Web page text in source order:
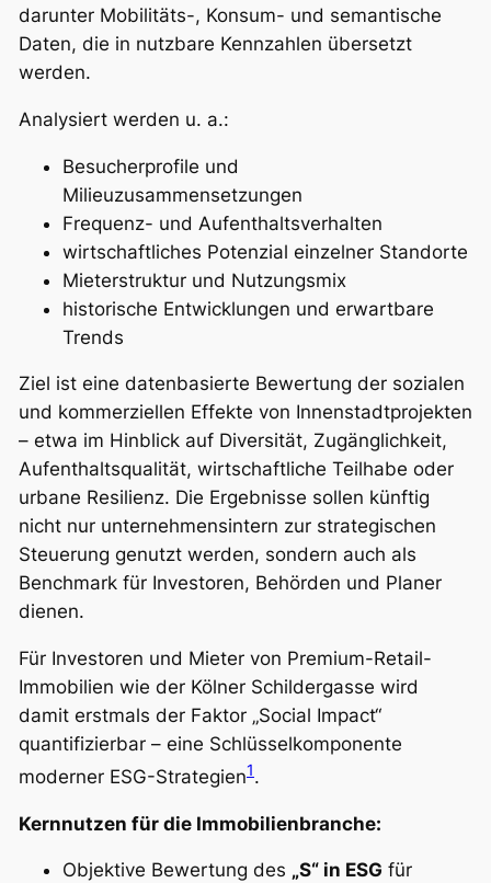
darunter Mobilitäts-, Konsum- und semantische
Daten, die in nutzbare Kennzahlen übersetzt
werden.
Analysiert werden u. a.:
Besucherprofile und
Milieuzusammensetzungen
Frequenz- und Aufenthaltsverhalten
wirtschaftliches Potenzial einzelner Standorte
Mieterstruktur und Nutzungsmix
historische Entwicklungen und erwartbare
Trends
Ziel ist eine datenbasierte Bewertung der sozialen
und kommerziellen Effekte von Innenstadtprojekten
– etwa im Hinblick auf Diversität, Zugänglichkeit,
Aufenthaltsqualität, wirtschaftliche Teilhabe oder
urbane Resilienz. Die Ergebnisse sollen künftig
nicht nur unternehmensintern zur strategischen
Steuerung genutzt werden, sondern auch als
Benchmark für Investoren, Behörden und Planer
dienen.
Für Investoren und Mieter von Premium-Retail-
Immobilien wie der Kölner Schildergasse wird
damit erstmals der Faktor „Social Impact“
quantifizierbar – eine Schlüsselkomponente
moderner ESG-Strategien1.
Kernnutzen für die Immobilienbranche:
Objektive Bewertung des „S“ in ESG für